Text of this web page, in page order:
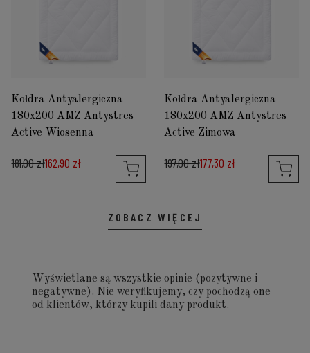
Kołdra Antyalergiczna
180x200 AMZ Antystres
Active Wiosenna
181,00 zł162,90 zł
Kołdra Antyalergiczna
180x200 AMZ Antystres
Active Zimowa
197,00 zł177,30 zł
ZOBACZ WIĘCEJ
Wyświetlane są wszystkie opinie (pozytywne i
negatywne). Nie weryfikujemy, czy pochodzą one
od klientów, którzy kupili dany produkt.